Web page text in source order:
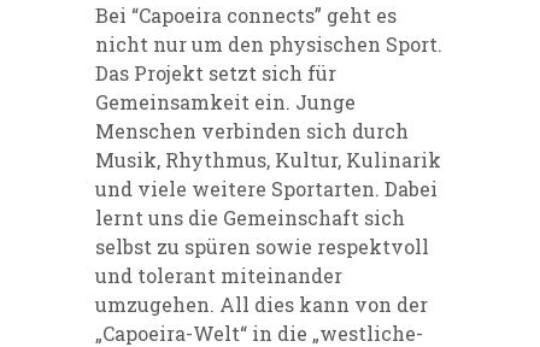
Bei “Capoeira connects” geht es
nicht nur um den physischen Sport.
Das Projekt setzt sich für
Gemeinsamkeit ein. Junge
Menschen verbinden sich durch
Musik, Rhythmus, Kultur, Kulinarik
und viele weitere Sportarten. Dabei
lernt uns die Gemeinschaft sich
selbst zu spüren sowie respektvoll
und tolerant miteinander
umzugehen. All dies kann von der
„Capoeira-Welt“ in die „westliche-